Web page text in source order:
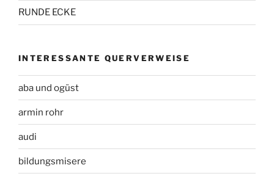
RUNDE ECKE
INTERESSANTE QUERVERWEISE
aba und ogüst
armin rohr
audi
bildungsmisere